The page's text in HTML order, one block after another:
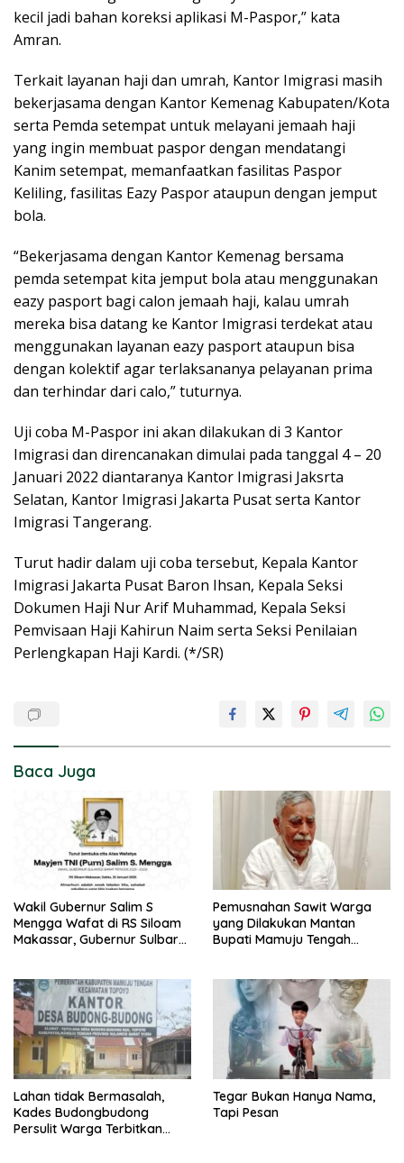
kecil jadi bahan koreksi aplikasi M-Paspor,” kata
Amran.
Terkait layanan haji dan umrah, Kantor Imigrasi masih
bekerjasama dengan Kantor Kemenag Kabupaten/Kota
serta Pemda setempat untuk melayani jemaah haji
yang ingin membuat paspor dengan mendatangi
Kanim setempat, memanfaatkan fasilitas Paspor
Keliling, fasilitas Eazy Paspor ataupun dengan jemput
bola.
“Bekerjasama dengan Kantor Kemenag bersama
pemda setempat kita jemput bola atau menggunakan
eazy pasport bagi calon jemaah haji, kalau umrah
mereka bisa datang ke Kantor Imigrasi terdekat atau
menggunakan layanan eazy pasport ataupun bisa
dengan kolektif agar terlaksananya pelayanan prima
dan terhindar dari calo,” tuturnya.
Uji coba M-Paspor ini akan dilakukan di 3 Kantor
Imigrasi dan direncanakan dimulai pada tanggal 4 – 20
Januari 2022 diantaranya Kantor Imigrasi Jaksrta
Selatan, Kantor Imigrasi Jakarta Pusat serta Kantor
Imigrasi Tangerang.
Turut hadir dalam uji coba tersebut, Kepala Kantor
Imigrasi Jakarta Pusat Baron Ihsan, Kepala Seksi
Dokumen Haji Nur Arif Muhammad, Kepala Seksi
Pemvisaan Haji Kahirun Naim serta Seksi Penilaian
Perlengkapan Haji Kardi. (*/SR)
Baca Juga
Wakil Gubernur Salim S
Mengga Wafat di RS Siloam
Makassar, Gubernur Sulbar
Pemusnahan Sawit Warga
yang Dilakukan Mantan
Bupati Mamuju Tengah
Lahan tidak Bermasalah,
Kades Budongbudong
Persulit Warga Terbitkan
Tegar Bukan Hanya Nama,
Tapi Pesan